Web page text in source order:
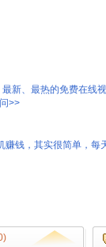
新、最热的免费在线
>>
赚钱，其实很简单，